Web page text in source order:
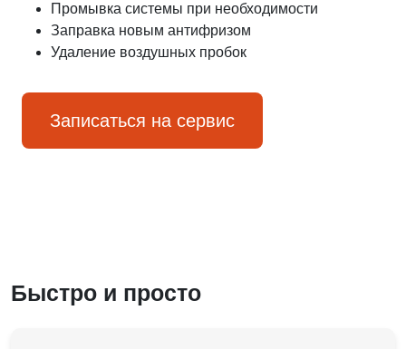
Промывка системы при необходимости
Заправка новым антифризом
Удаление воздушных пробок
Записаться на сервис
Быстро и просто